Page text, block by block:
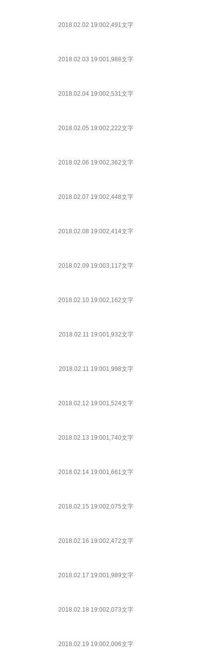
2018.02.02 19:002,491文字
2018.02.03 19:001,988文字
2018.02.04 19:002,531文字
2018.02.05 19:002,222文字
2018.02.06 19:002,362文字
2018.02.07 19:002,448文字
2018.02.08 19:002,414文字
2018.02.09 19:003,117文字
2018.02.10 19:002,162文字
2018.02.11 19:001,932文字
2018.02.11 19:001,998文字
2018.02.12 19:001,524文字
2018.02.13 19:001,740文字
2018.02.14 19:001,661文字
2018.02.15 19:002,075文字
2018.02.16 19:002,472文字
2018.02.17 19:001,989文字
2018.02.18 19:002,073文字
2018.02.19 19:002,006文字